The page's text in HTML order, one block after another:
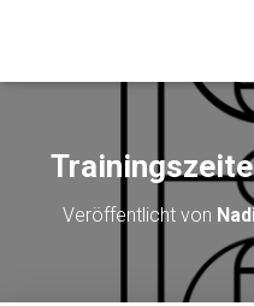
Veröffentlicht von